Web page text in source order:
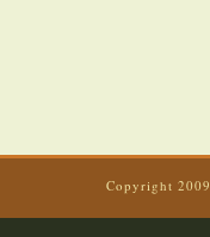
Copyright 2009